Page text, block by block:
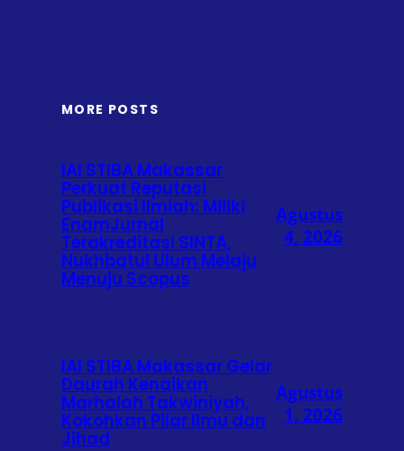
MORE POSTS
IAI STIBA Makassar
Perkuat Reputasi
Publikasi Ilmiah: Miliki
EnamJurnal
Terakreditasi SINTA,
Nukhbatul Ulum Melaju
Menuju Scopus
Agustus
4, 2026
IAI STIBA Makassar Gelar
Daurah Kenaikan
Marhalah Takwiniyah,
Kokohkan Pilar Ilmu dan
Jihad
Agustus
1, 2026